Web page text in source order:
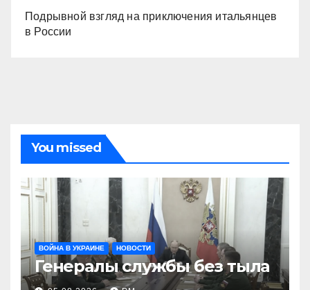
Подрывной взгляд на приключения итальянцев
в России
You missed
ВОЙНА В УКРАИНЕ НОВОСТИ
Генералы службы без тыла